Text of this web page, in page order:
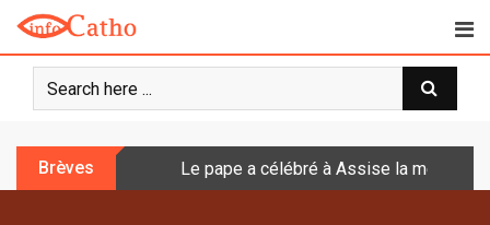
o
Brèves Le pape a célébré à Assise la messe